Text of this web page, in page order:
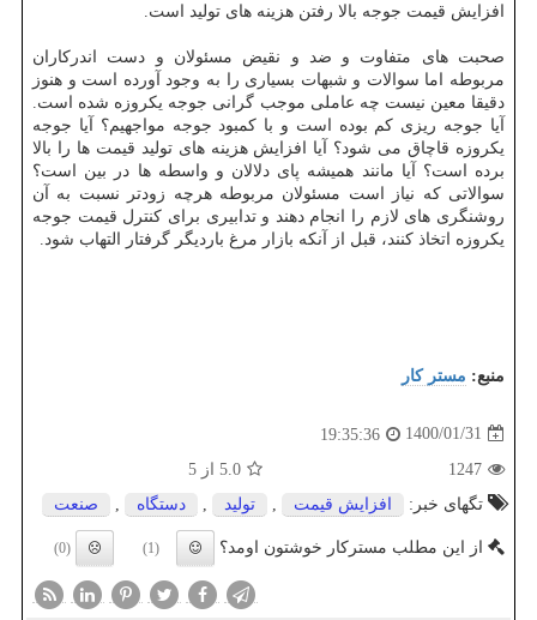
افزایش قیمت جوجه بالا رفتن هزینه های تولید است.
صحبت های متفاوت و ضد و نقیض مسئولان و دست اندرکاران
مربوطه اما سوالات و شبهات بسیاری را به وجود آورده است و هنوز
دقیقا معین نیست چه عاملی موجب گرانی جوجه یکروزه شده است.
آیا جوجه ریزی کم بوده است و با کمبود جوجه مواجهیم؟ آیا جوجه
یکروزه قاچاق می شود؟ آیا افزایش هزینه های تولید قیمت ها را بالا
برده است؟ آیا مانند همیشه پای دلالان و واسطه ها در بین است؟
سوالاتی که نیاز است مسئولان مربوطه هرچه زودتر نسبت به آن
روشنگری های لازم را انجام دهند و تدابیری برای کنترل قیمت جوجه
یکروزه اتخاذ کنند، قبل از آنکه بازار مرغ باردیگر گرفتار التهاب شود.
منبع: مستر كار
1400/01/31
19:35:36
1247
5.0 از 5
تگهای خبر:
افزایش قیمت تولید دستگاه صنعت
از این مطلب مسترکار خوشتون اومد؟ (1)
(0)